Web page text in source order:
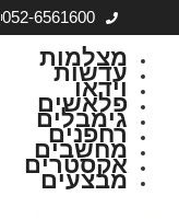
052-6561600
מצלמות
עדשות
וידאו
פלאשים
גימבלים
רחפנים
מחשבים
אקסטרים
מבצעים